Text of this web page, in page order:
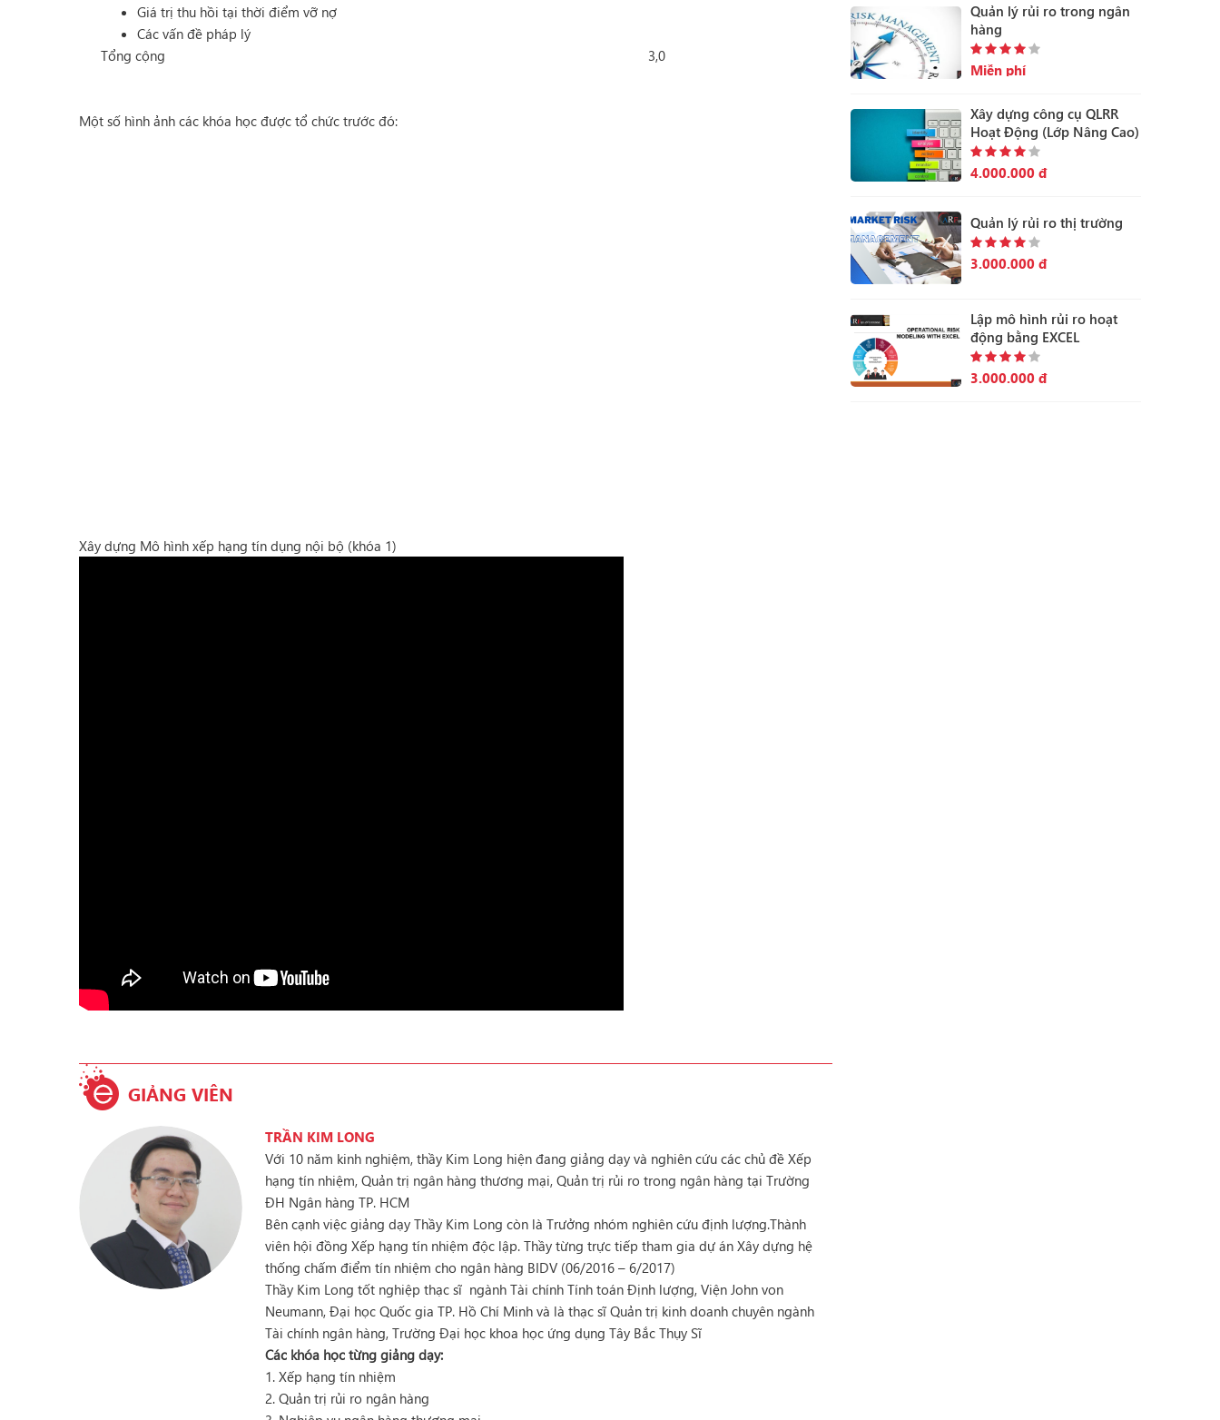
Giá trị thu hồi tại thời điểm vỡ nợ
Các vấn đề pháp lý
Tổng cộng 3,0
Một số hình ảnh các khóa học được tổ chức trước đó:
Xây dựng Mô hình xếp hạng tín dụng nội bộ (khóa 1)
GIẢNG VIÊN
TRẦN KIM LONG
Với 10 năm kinh nghiệm, thầy Kim Long hiện đang giảng dạy và nghiên cứu các chủ đề Xếp
hạng tín nhiệm, Quản trị ngân hàng thương mại, Quản trị rủi ro trong ngân hàng tại Trường
ĐH Ngân hàng TP. HCM
Bên cạnh việc giảng dạy Thầy Kim Long còn là Trưởng nhóm nghiên cứu định lượng.Thành
viên hội đồng Xếp hạng tín nhiệm độc lập. Thầy từng trực tiếp tham gia dự án Xây dựng hệ
thống chấm điểm tín nhiệm cho ngân hàng BIDV (06/2016 – 6/2017)
Thầy Kim Long tốt nghiệp thạc sĩ ngành Tài chính Tính toán Định lượng, Viện John von
Neumann, Đại học Quốc gia TP. Hồ Chí Minh và là thạc sĩ Quản trị kinh doanh chuyên ngành
Tài chính ngân hàng, Trường Đại học khoa học ứng dụng Tây Bắc Thụy Sĩ
Các khóa học từng giảng dạy:
1. Xếp hạng tín nhiệm
2. Quản trị rủi ro ngân hàng
Quản lý rủi ro trong ngân
hàng
Miễn phí
Xây dựng công cụ QLRR
Hoạt Động (Lớp Nâng Cao)
4.000.000 đ
Quản lý rủi ro thị trường
3.000.000 đ
Lập mô hình rủi ro hoạt
động bằng EXCEL
3.000.000 đ